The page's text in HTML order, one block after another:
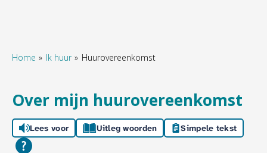
Naar hoofdinhoud
Naar hoofdnavigatiemenu
Home Ik huur Huurovereenkomst
Over mijn huurovereenkomst
Lees voor Uitleg woorden Simpele tekst